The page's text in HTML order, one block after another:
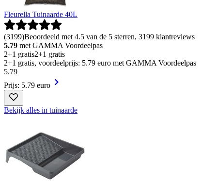
Fleurella Tuinaarde 40L
(3199)Beoordeeld met 4.5 van de 5 sterren, 3199 klantreviews
5.79 met GAMMA Voordeelpas
2+1 gratis2+1 gratis
2+1 gratis, voordeelprijs: 5.79 euro met GAMMA Voordeelpas
5.79
Prijs: 5.79 euro
Bekijk alles in tuinaarde